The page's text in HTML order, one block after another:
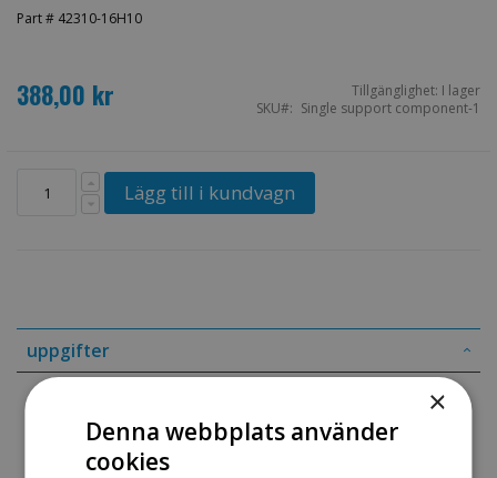
Part # 42310-16H10
388,00 kr Tillgänglighet: I lager
SKU
Single support component-1
Lägg till i kundvagn
uppgifter
Part # 42310-16H10
×
Denna webbplats använder
cookies